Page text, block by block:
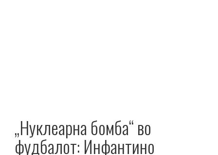
„Нуклеарна бомба“ во
фудбалот: Инфантино